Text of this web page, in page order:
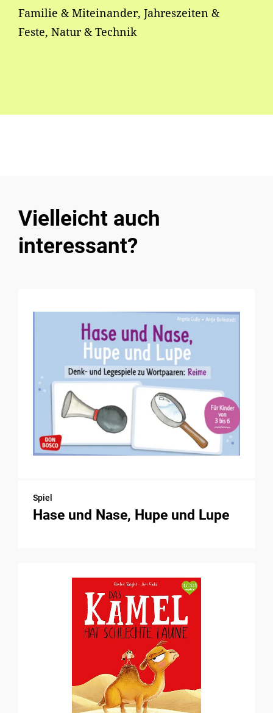
Familie & Miteinander, Jahreszeiten &
Feste, Natur & Technik
Vielleicht auch
interessant?
Spiel
Hase und Nase, Hupe und Lupe